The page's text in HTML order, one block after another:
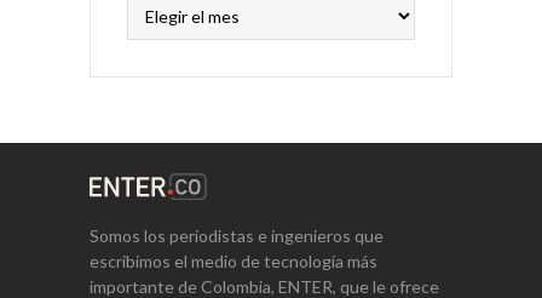
Somos los periodistas e ingenieros que
escribimos el medio de tecnología más
importante de Colombia, ENTER, que le ofrece